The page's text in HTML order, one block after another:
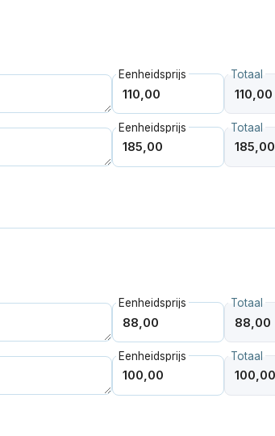
Eenheidsprijs Totaal
Eenheidsprijs Totaal
Eenheidsprijs Totaal
Eenheidsprijs Totaal